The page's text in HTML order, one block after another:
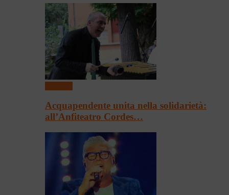
Acquapendente unita nella solidarietà:
all’Anfiteatro Cordes…